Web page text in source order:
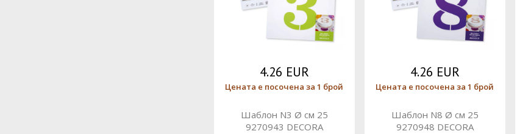
4.26 EUR
Цената е посочена за 1 брой
Шаблон N3 Ø см 25
9270943 DECORA
4.26 EUR
Цената е посочена за 1 брой
Шаблон N8 Ø см 25
9270948 DECORA